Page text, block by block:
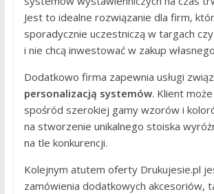
Jest to idealne rozwiązanie dla firm,
sporadycznie uczestniczą w targach
i nie chcą inwestować w zakup
Dodatkowo firma zapewnia usługi
personalizacją systemów. Klient
spośród szerokiej gamy wzorów i
na stworzenie unikalnego stoiska
na tle konkurencji.
Kolejnym atutem oferty Drukujesie.pl
zamówienia dodatkowych akcesoriów,